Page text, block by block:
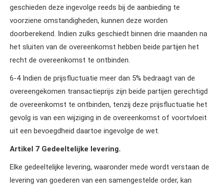
geschieden deze ingevolge reeds bij de aanbieding te
voorziene omstandigheden, kunnen deze worden
doorberekend. Indien zulks geschiedt binnen drie maanden na
het sluiten van de overeenkomst hebben beide partijen het
recht de overeenkomst te ontbinden.
6‑4 Indien de prijsfluctuatie meer dan 5% bedraagt van de
overeengekomen transactieprijs zijn beide partijen gerechtigd
de overeenkomst te ontbinden, tenzij deze prijsfluctuatie het
gevolg is van een wijziging in de overeenkomst of voortvloeit
uit een bevoegdheid daartoe ingevolge de wet.
Artikel 7 Gedeeltelijke levering.
Elke gedeeltelijke levering, waaronder mede wordt verstaan de
levering van goederen van een samengestelde order, kan